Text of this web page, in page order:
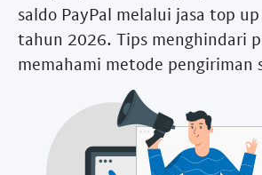
saldo PayPal melalui jasa top
tahun 2026. Tips menghindari
memahami metode pengiriman